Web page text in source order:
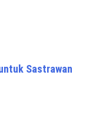
Sastrawan